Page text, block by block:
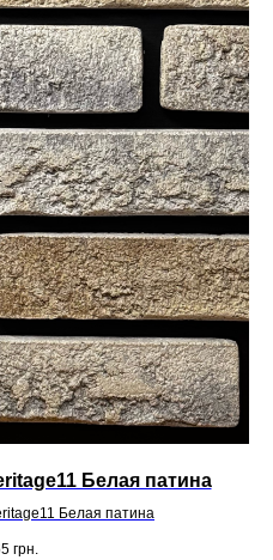
Белая патина
Белая патина
грн.